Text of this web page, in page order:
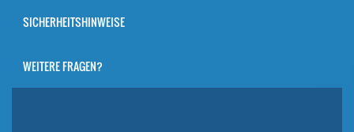
SICHERHEITSHINWEISE
WEITERE FRAGEN?